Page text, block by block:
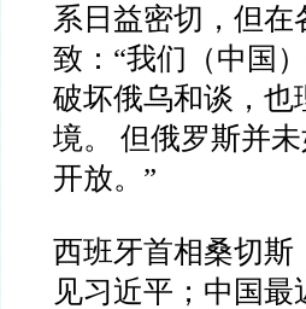
系日益密切，但
致： “我们（中国
破坏俄乌和谈，也
境。
但俄罗斯并
开放。 ”
西班牙首相桑切斯
见习近平；中国